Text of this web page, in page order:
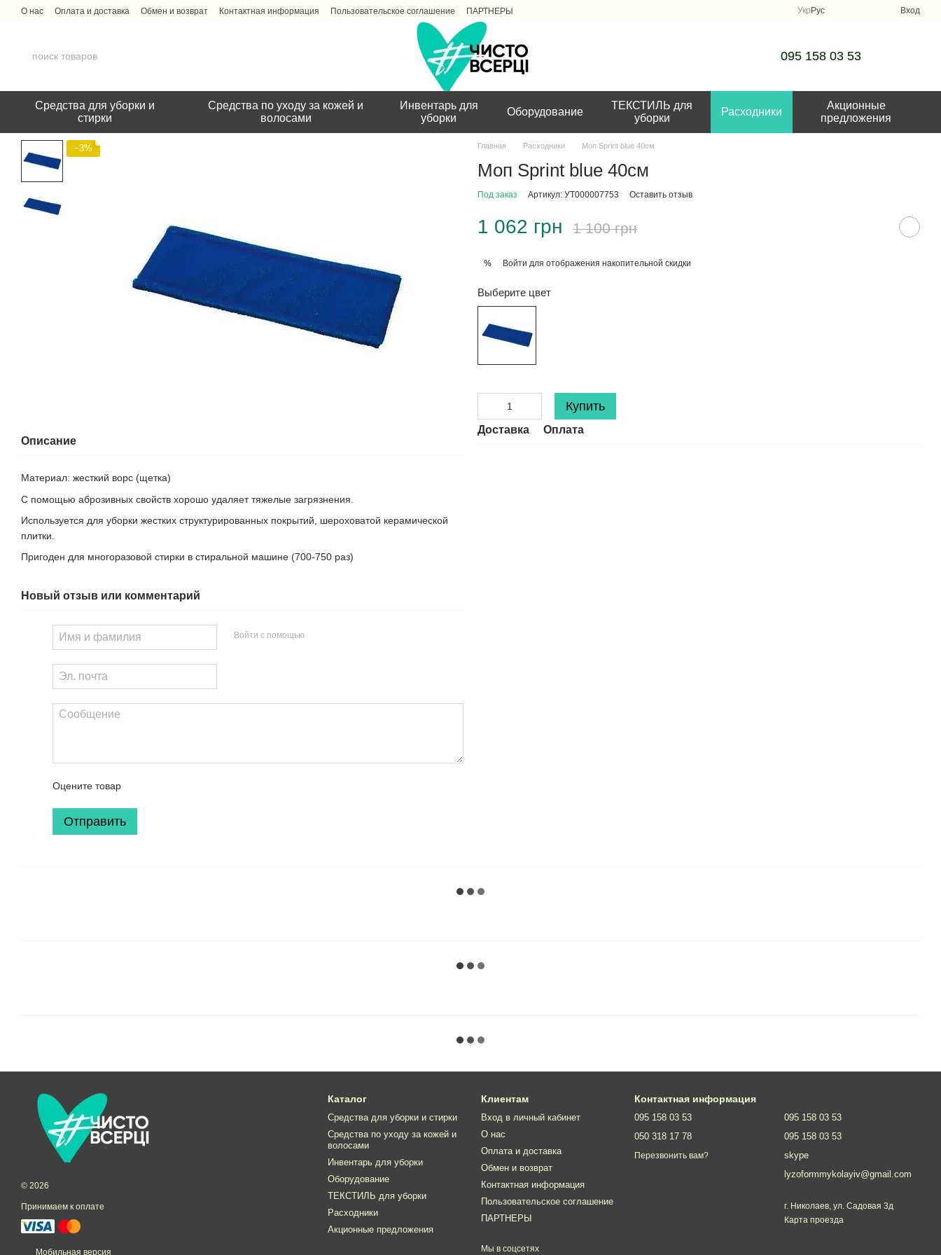
Перейти к основному контенту
О нас Оплата и доставка Обмен и возврат Контактная информация Пользовательское соглашение ПАРТНЕРЫ Укр Рус Вход
095 158 03 53
Средства для уборки и
стирки
Средства по уходу за кожей и
волосами
Инвентарь для
уборки
Оборудование
ТЕКСТИЛЬ для
уборки
Расходники
Акционные
предложения
−3%
Описание
Материал: жесткий ворс (щетка)
С помощью аброзивных свойств хорошо удаляет тяжелые загрязнения.
Используется для уборки жестких структурированных покрытий, шероховатой керамической
плитки.
Пригоден для многоразовой стирки в стиральной машине (700-750 раз)
Новый отзыв или комментарий
Войти с помощью
Оцените товар
Отправить
Главная Расходники Моп Sprint blue 40см
Моп Sprint blue 40см
Под заказ Артикул: УТ000007753 Оставить отзыв
1 062 грн 1 100 грн
% Войти для отображения накопительной скидки
Выберите цвет
Купить
Доставка Оплата
© 2026
Принимаем к оплате
Мобильная версия
Каталог
Средства для уборки и стирки
Средства по уходу за кожей и
волосами
Инвентарь для уборки
Оборудование
ТЕКСТИЛЬ для уборки
Расходники
Акционные предложения
Клиентам
Вход в личный кабинет
О нас
Оплата и доставка
Обмен и возврат
Контактная информация
Пользовательское соглашение
ПАРТНЕРЫ
Мы в соцсетях
Контактная информация
095 158 03 53
050 318 17 78
Перезвонить вам?
095 158 03 53
095 158 03 53
skype
lyzoformmykolayiv@gmail.com
г. Николаев, ул. Садовая 3д
Карта проезда